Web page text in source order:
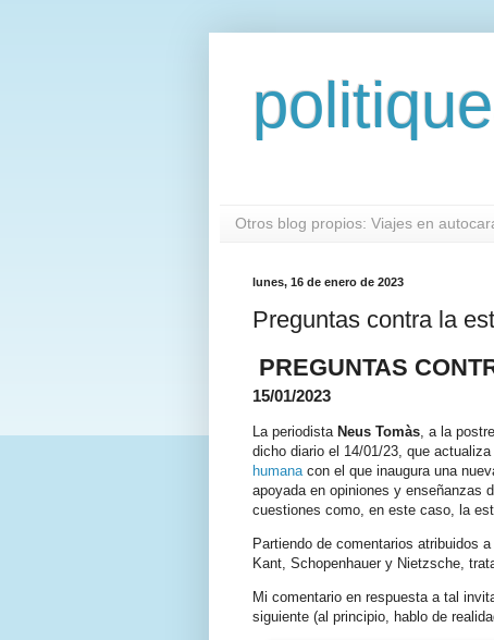
Otros blog propios: Viajes en
lunes, 16 de enero de 2023
Preguntas contra la
PREGUNTAS
15/01/2023
La periodista Neus Tomàs , a la
dicho diario el 14/01/23, que
humana con el que inaugura una
apoyada en opiniones y enseñanzas
cuestiones como, en este caso, la
Partiendo de comentarios atribuidos
Kant, Schopenhauer y Nietzsche,
Mi comentario en respuesta a tal
siguiente (al principio, hablo de